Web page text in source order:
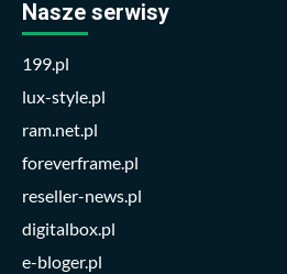
Nasze serwisy
199.pl
lux-style.pl
ram.net.pl
foreverframe.pl
reseller-news.pl
digitalbox.pl
e-bloger.pl